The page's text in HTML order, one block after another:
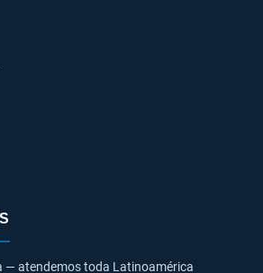
— atendemos toda Latinoamérica